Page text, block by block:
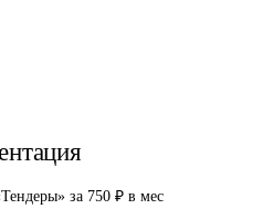
за 750 ₽ в мес